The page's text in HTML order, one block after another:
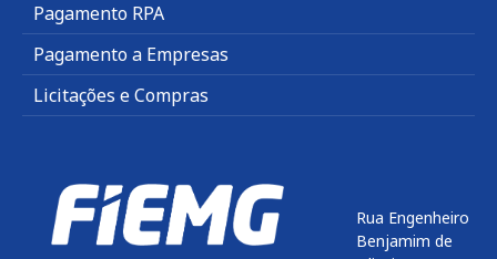
Pagamento RPA
Pagamento a Empresas
Licitações e Compras
Rua Engenheiro
Benjamim de